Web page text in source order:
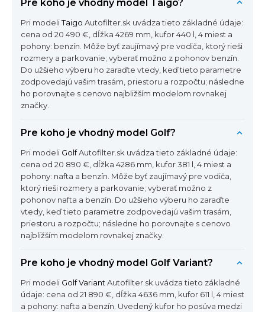
Pre koho je vhodný model Taigo?
Pri modeliTaigo Autofilter.sk uvádza tieto základné údaje:
cena od 20 490 €, dĺžka 4269 mm, kufor 440 l, 4 miest a
pohony: benzín. Môže byť zaujímavý pre vodiča, ktorý rieši
rozmery a parkovanie; vyberať možno z pohonov benzín.
Do užšieho výberu ho zaraďte vtedy, keď tieto parametre
zodpovedajú vašim trasám, priestoru a rozpočtu; následne
ho porovnajte s cenovo najbližším modelom rovnakej
značky.
Pre koho je vhodný model Golf?
Pri modeli GolfAutofilter.sk uvádza tieto základné údaje:
cena od 20 890 €, dĺžka 4286 mm, kufor 381 l, 4 miest a
pohony: nafta a benzín. Môže byť zaujímavý pre vodiča,
ktorý rieši rozmery a parkovanie; vyberať možno z
pohonov nafta a benzín. Do užšieho výberu ho zaraďte
vtedy, keď tieto parametre zodpovedajú vašim trasám,
priestoru a rozpočtu; následne ho porovnajte s cenovo
najbližším modelom rovnakej značky.
Pre koho je vhodný model Golf Variant?
Pri modeli Golf Variant Autofilter.sk uvádza tieto základné
údaje: cena od 21 890 €, dĺžka 4636 mm, kufor 611 l, 4 miest
a pohony: nafta a benzín. Uvedený kufor ho posúva medzi